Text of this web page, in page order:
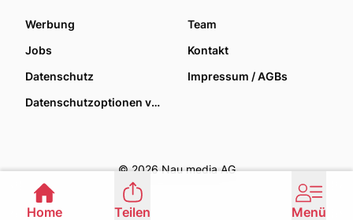
Werbung
Team
Jobs
Kontakt
Datenschutz
Impressum / AGBs
Datenschutzoptionen verwalten
© 2026 Nau media AG
Home Teilen Menü